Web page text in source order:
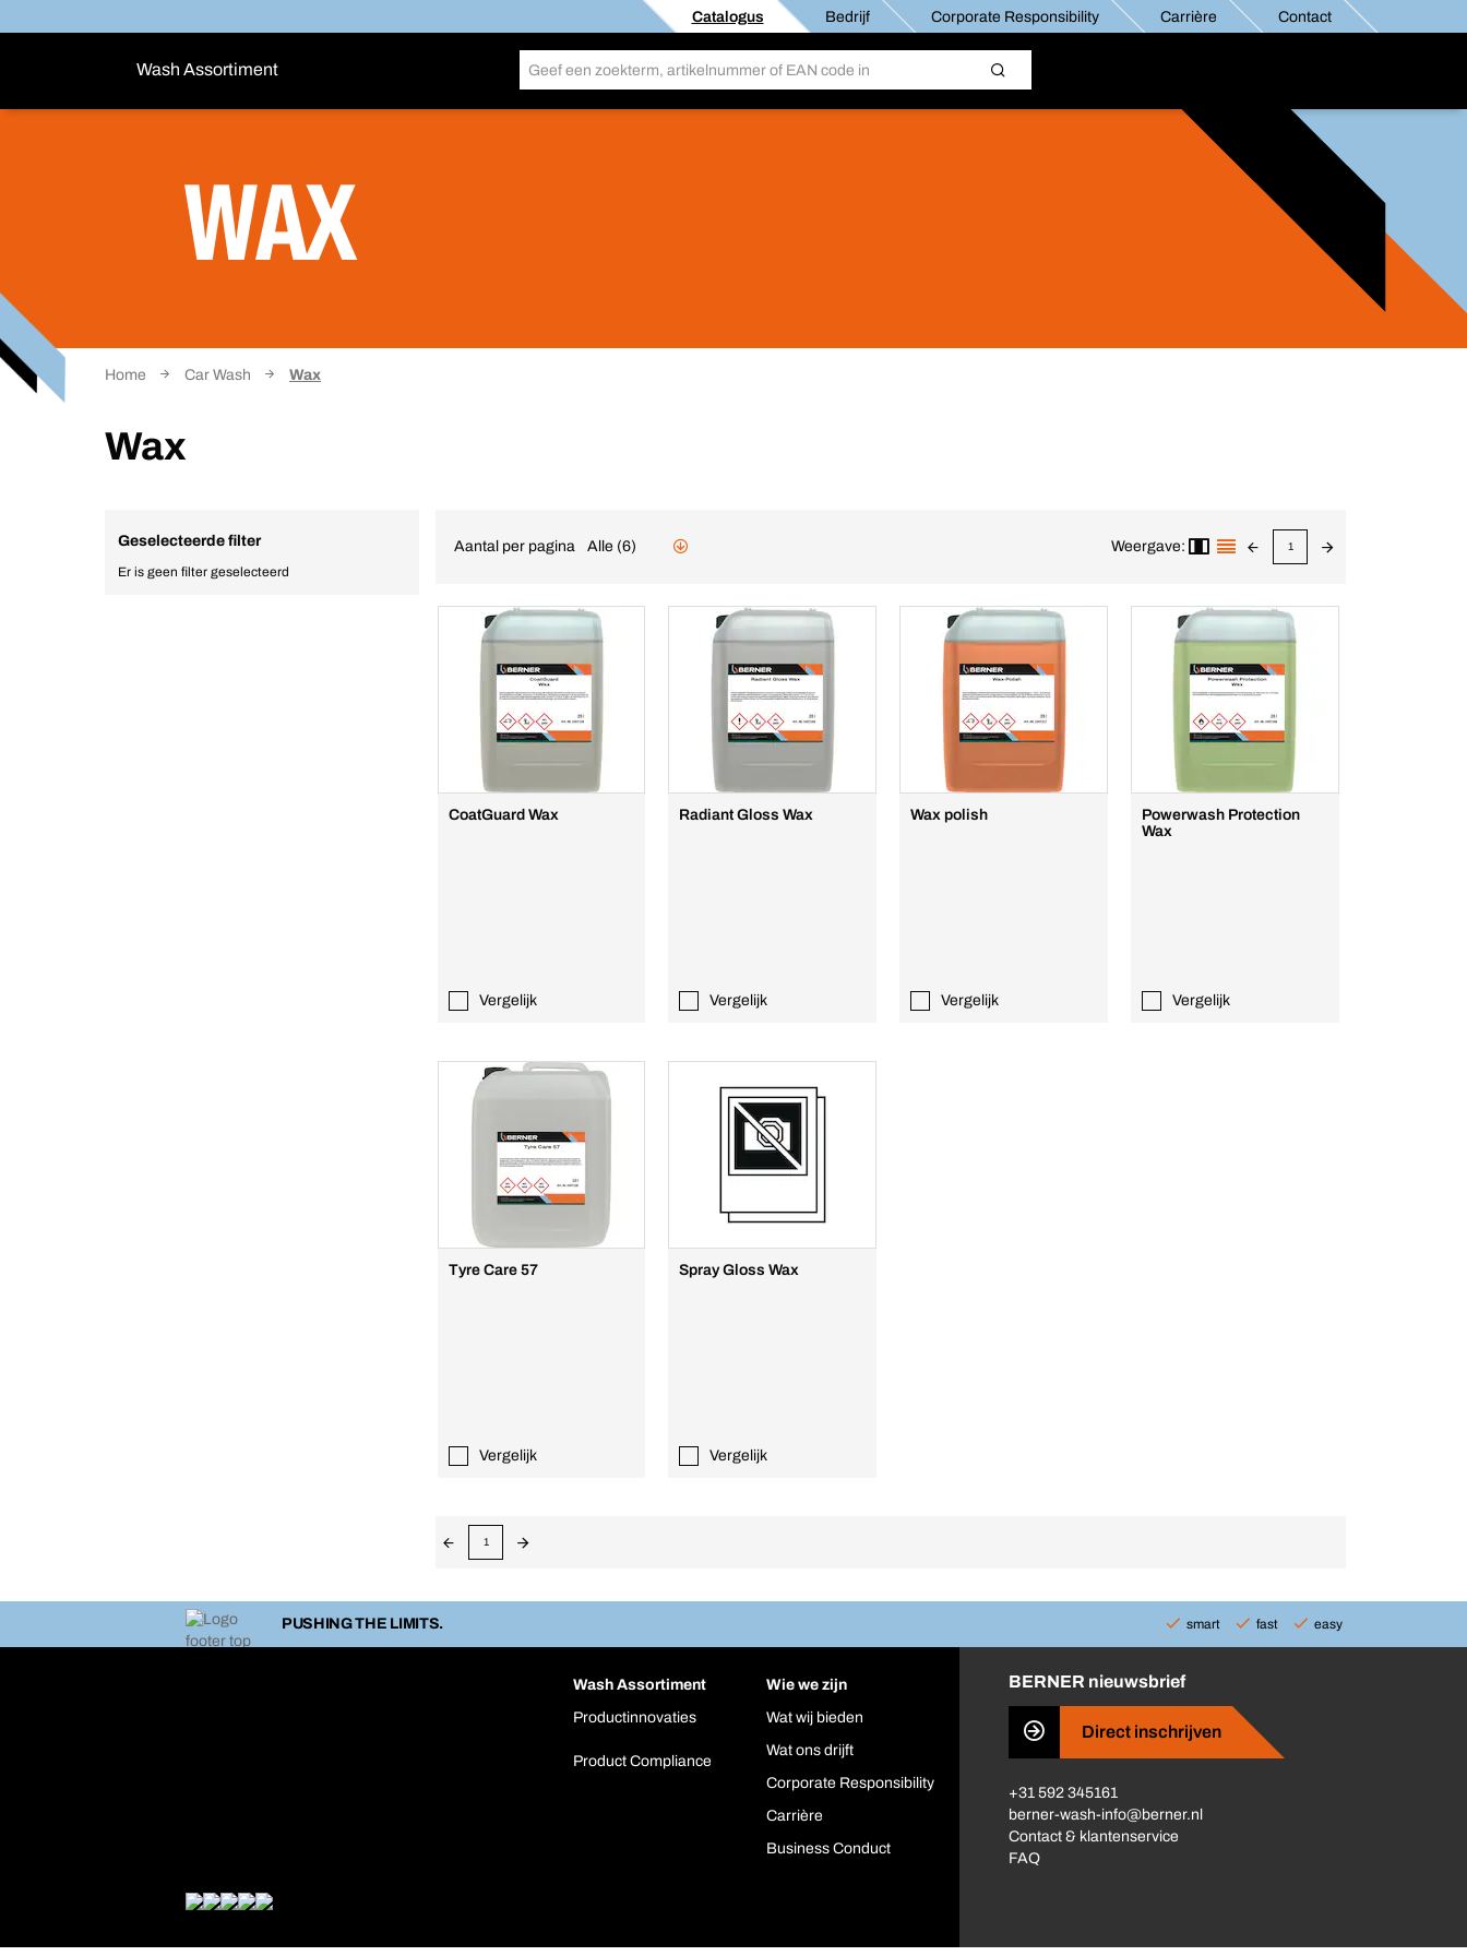
Catalogus Bedrijf Corporate Responsibility Carrière Contact
Wash Assortiment
WAX
Home Car Wash Wax
Wax
Geselecteerde filter
Er is geen filter geselecteerd
Aantal per pagina Alle (6) Weergave: 1
CoatGuard Wax
Vergelijk
Radiant Gloss Wax
Vergelijk
Wax polish
Vergelijk
Powerwash Protection
Wax
Vergelijk
Tyre Care 57
Vergelijk
Spray Gloss Wax
Vergelijk
1
PUSHING THE LIMITS. smart fast easy
Wash Assortiment
Productinnovaties
Product Compliance
Wie we zijn
Wat wij bieden
Wat ons drijft
Corporate Responsibility
Carrière
Business Conduct
BERNER nieuwsbrief
Direct inschrijven
+31 592 345161
berner-wash-info@berner.nl
Contact & klantenservice
FAQ